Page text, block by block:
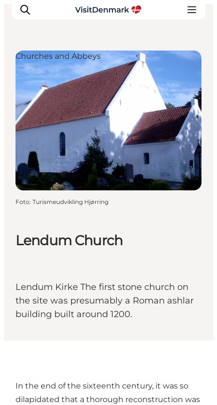
Ispirazioni
Dove andare
Cosa fare
Dove dormire
Pianifica il viaggio
Lendum Church
Lendum Kirke The first stone church on
the site was presumably a Roman ashlar
building built around 1200.
Churches and Abbeys
Foto: Turismeudvikling Hjørring
In the end of the sixteenth century, it was so
dilapidated that a thorough reconstruction was